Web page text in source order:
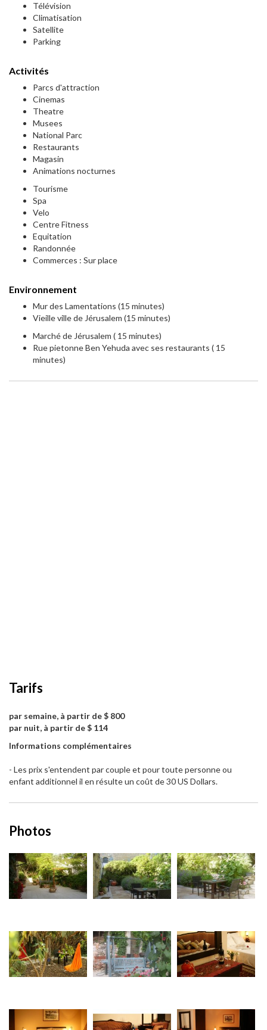
Télévision
Climatisation
Satellite
Parking
Activités
Parcs d'attraction
Cinemas
Theatre
Musees
National Parc
Restaurants
Magasin
Animations nocturnes
Tourisme
Spa
Velo
Centre Fitness
Equitation
Randonnée
Commerces : Sur place
Environnement
Mur des Lamentations (15 minutes)
Vieille ville de Jérusalem (15 minutes)
Marché de Jérusalem ( 15 minutes)
Rue pietonne Ben Yehuda avec ses restaurants ( 15
minutes)
Tarifs
par semaine, à partir de $ 800
par nuit, à partir de $ 114
Informations complémentaires
- Les prix s'entendent par couple et pour toute personne ou
enfant additionnel il en résulte un coût de 30 US Dollars.
Photos